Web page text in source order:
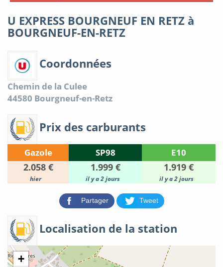
U EXPRESS BOURGNEUF EN RETZ à
BOURGNEUF-EN-RETZ
Coordonnées
Chemin de la Culee
44580 Bourgneuf-en-Retz
Prix des carburants
Gazole SP98 E10
2.058 € 1.999 € 1.919 €
hier il y a 2 jours il y a 2 jours
Partager Tweet
Localisation de la station
+